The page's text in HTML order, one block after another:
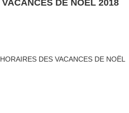
DE NOËL 2018